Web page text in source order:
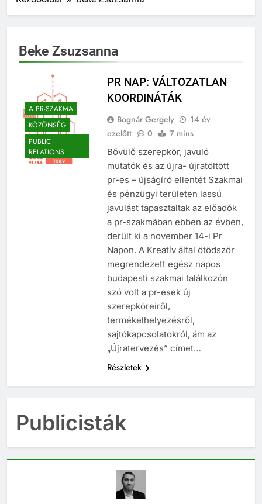
Beke Zsuzsanna
A PR-SZAKMA
KÖZÖNSÉG
PUBLIC
RELATIONS
PR NAP: VÁLTOZATLAN
KOORDINÁTÁK
Bognár Gergely
14 év
ezelőtt
0 7 mins
Bővülő szerepkör, javuló
mutatók és az újra- újratöltött
pr-es – újságíró ellentét Szakmai
és pénzügyi területen lassú
javulást tapasztaltak az előadók
a pr-szakmában ebben az évben,
derült ki a november 14-i Pr
Napon. A Kreatív által ötödször
megrendezett egész napos
budapesti szakmai találkozón
szó volt a pr-esek új
szerepköreiről,
termékelhelyezésről,
sajtókapcsolatokról, ám az
„Újratervezés” címet…
Részletek
Publicisták